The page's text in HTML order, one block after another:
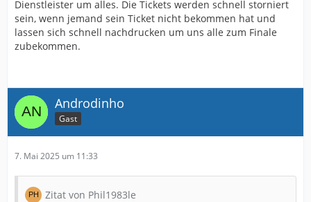
Dienstleister um alles. Die Tickets werden schnell storniert
sein, wenn jemand sein Ticket nicht bekommen hat und
lassen sich schnell nachdrucken um uns alle zum Finale
zubekommen.
Androdinho
Gast
7. Mai 2025 um 11:33
Zitat von Phil1983le